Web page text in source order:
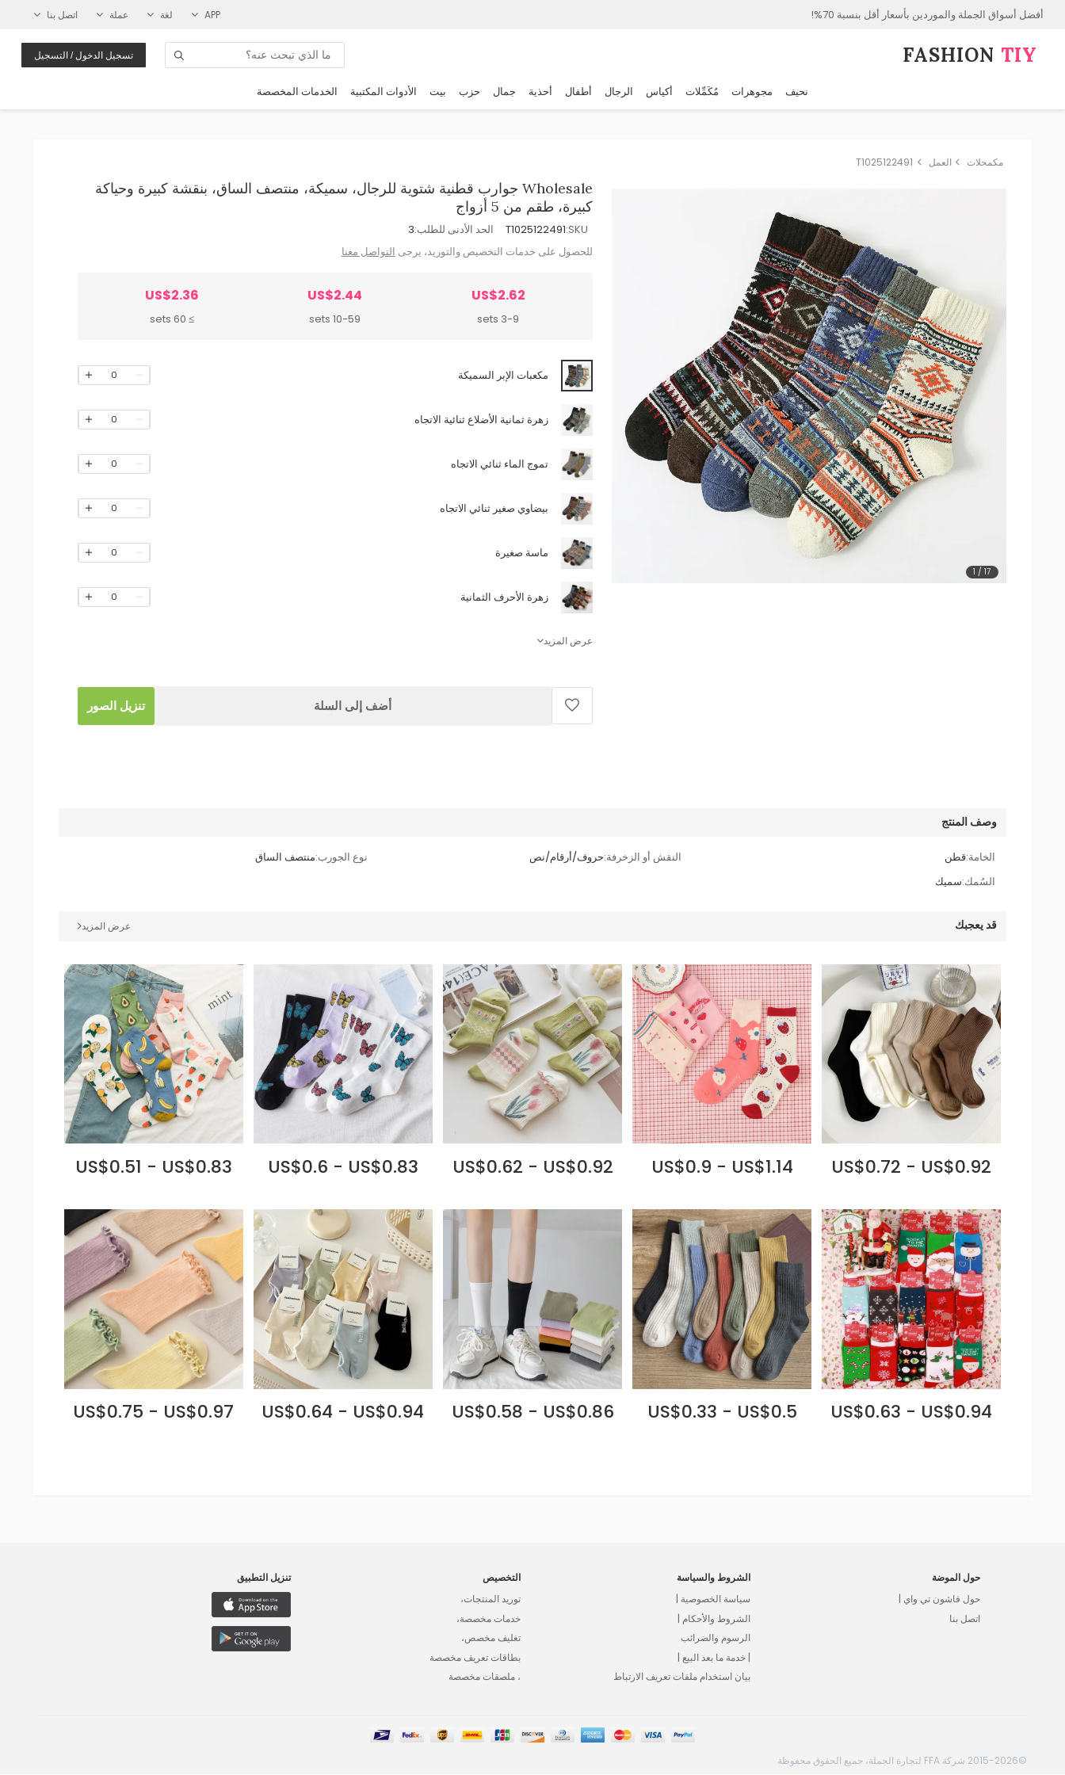
أفضل أسواق الجملة والموردين بأسعار أقل بنسبة 70%! APP لغة عملة اتصل بنا
FASHION⁠ TIY تسجيل الدخول / التسجيل
نحيف مجوهرات مُكَمِّلات أكياس الرجال أطفال أحذية جمال حزب بيت الأدوات المكتبية الخدمات المخصصة
مكمحلات العمل T1025122491
1 /17
Wholesale جوارب قطنية شتوية للرجال، سميكة، منتصف الساق، بنقشة كبيرة وحياكة
كبيرة، طقم من 5 أزواج
SKU:
T1025122491 الحد الأدنى للطلب:3
للحصول على خدمات التخصيص والتوريد، يرجى التواصل معنا
US$2.62
3-9 sets
US$2.44
10-59 sets
US$2.36
≥ 60 sets
مكعبات الإبر السميكة 0
زهرة ثمانية الأضلاع ثنائية الاتجاه 0
تموج الماء ثنائي الاتجاه 0
بيضاوي صغير ثنائي الاتجاه 0
ماسة صغيرة 0
زهرة الأحرف الثمانية 0
عرض المزيد
أضف إلى السلة تنزيل الصور
وصف المنتج
الخامة:قطن النقش أو الزخرفة:حروف/أرقام/نص نوع الجورب:منتصف الساق
السُمك:سميك
قد يعجبك عرض المزيد
US$0.72 - US$0.92
US$0.9 - US$1.14
US$0.62 - US$0.92
US$0.6 - US$0.83
US$0.51 - US$0.83
US$0.63 - US$0.94
US$0.33 - US$0.5
US$0.58 - US$0.86
US$0.64 - US$0.94
US$0.75 - US$0.97
حول الموضة
حول فاشون تي واي |
اتصل بنا
الشروط والسياسة
سياسة الخصوصية |
الشروط والأحكام |
الرسوم والضرائب
| خدمة ما بعد البيع |
بيان استخدام ملفات تعريف الارتباط
التخصيص
توريد المنتجات،
خدمات مخصصة،
تغليف مخصص،
بطاقات تعريف مخصصة
، ملصقات مخصصة
تنزيل التطبيق
©2015-2026 شركة FFA لتجارة الجملة، جميع الحقوق محفوظة